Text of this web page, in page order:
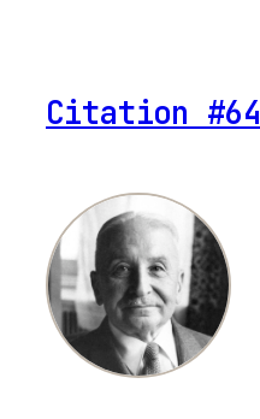
Citation #64